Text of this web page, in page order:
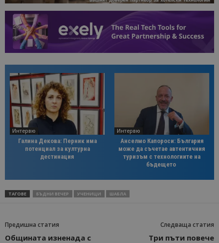
Интервю
Галина Декова: Перник има
потенциал за културна
дестинация
Интервю
Анселмо Капороси: България
може да съчетае автентичния
туризъм с технологиите на
бъдещето
ТАГОВЕ БЪДНИ ВЕЧЕР УЧЕНИЦИ ШАБЛА
Предишна статия
Общината изненада с
Следваща статия
Три пъти повече